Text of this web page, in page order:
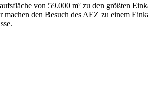
von 59.000 m² zu den größten
den Besuch des AEZ zu einem